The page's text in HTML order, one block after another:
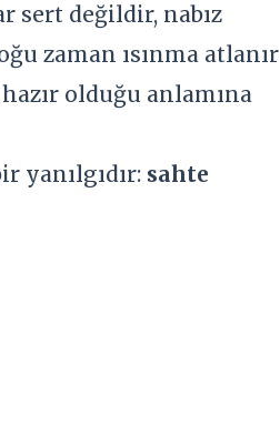
sert değildir, nabız
zaman ısınma atlanır
olduğu anlamına
yanılgıdır: sahte